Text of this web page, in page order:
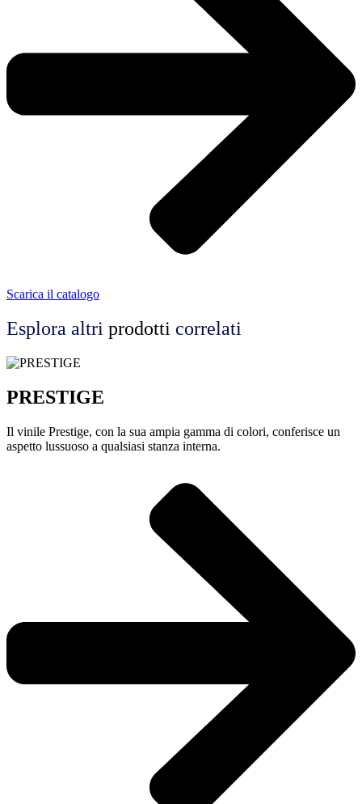
Scarica il catalogo
Esplora altri prodotti correlati
PRESTIGE
Il vinile Prestige, con la sua ampia gamma di colori, conferisce un
aspetto lussuoso a qualsiasi stanza interna.